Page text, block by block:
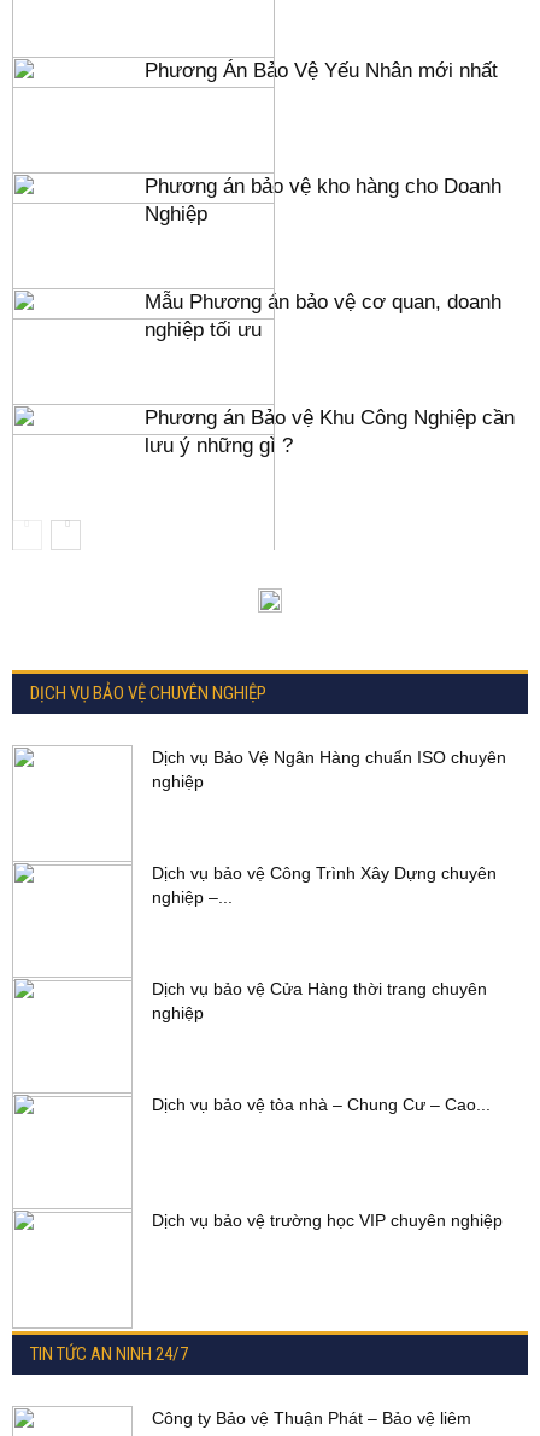
Phương Án Bảo Vệ Yếu Nhân mới nhất
Phương án bảo vệ kho hàng cho Doanh
Nghiệp
Mẫu Phương án bảo vệ cơ quan, doanh
nghiệp tối ưu
Phương án Bảo vệ Khu Công Nghiệp cần
lưu ý những gì ?
DỊCH VỤ BẢO VỆ CHUYÊN NGHIỆP
Dịch vụ Bảo Vệ Ngân Hàng chuẩn ISO chuyên
nghiệp
Dịch vụ bảo vệ Công Trình Xây Dựng chuyên
nghiệp –...
Dịch vụ bảo vệ Cửa Hàng thời trang chuyên
nghiệp
Dịch vụ bảo vệ tòa nhà – Chung Cư – Cao...
Dịch vụ bảo vệ trường học VIP chuyên nghiệp
TIN TỨC AN NINH 24/7
Công ty Bảo vệ Thuận Phát – Bảo vệ liêm